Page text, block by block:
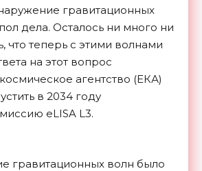
гравитационных
дела. Осталось ни много ни
что теперь с этими волнами
на этот вопрос
агентство (ЕКА)
в 2034 году
eLISA L3.
гравитационных волн было